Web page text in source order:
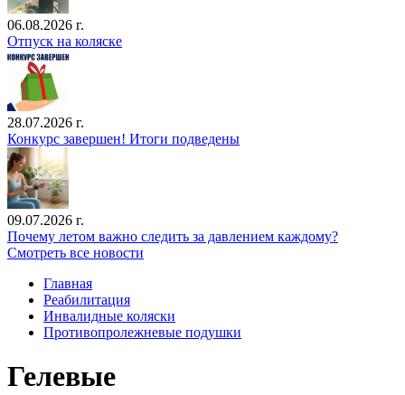
06.08.2026 г.
Отпуск на коляске
28.07.2026 г.
Конкурс завершен! Итоги подведены
09.07.2026 г.
Почему летом важно следить за давлением каждому?
Смотреть все новости
Главная
Реабилитация
Инвалидные коляски
Противопролежневые подушки
Гелевые